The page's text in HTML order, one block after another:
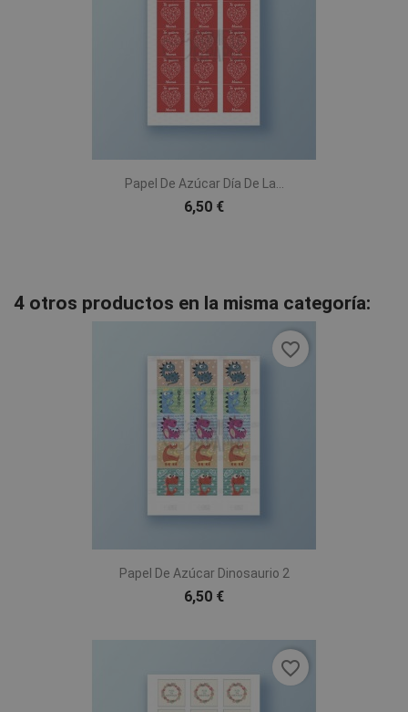
Papel De Azúcar Día De La...
6,50 €
4 otros productos en la misma categoría:
Papel De Azúcar Dinosaurio 2
6,50 €
favorite_border
favorite_border